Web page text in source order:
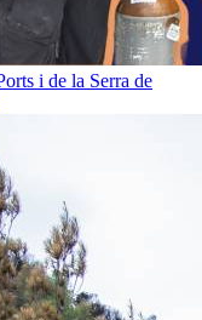
i de la Serra de